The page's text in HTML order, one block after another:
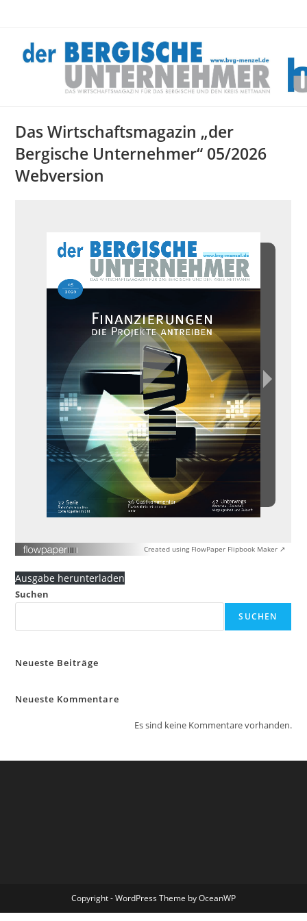
springen
Das Wirtschaftsmagazin „der
Bergische Unternehmer“ 05/2026
Webversion
Created using FlowPaper Flipbook Maker ↗
Ausgabe herunterladen
Suchen
SUCHEN
Neueste Beiträge
Neueste Kommentare
Es sind keine Kommentare vorhanden.
Copyright - WordPress Theme by OceanWP